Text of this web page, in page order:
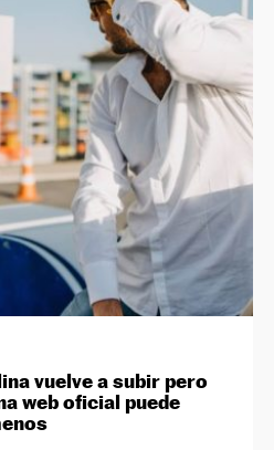
vuelve a subir pero
web oficial puede